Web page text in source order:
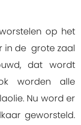
op het
in de grote zaal
dat wordt
worden alle
Nu word er
geworsteld.